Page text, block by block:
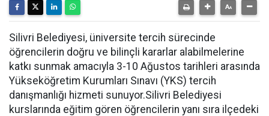
Silivri Belediyesi, üniversite tercih sürecinde
öğrencilerin doğru ve bilinçli kararlar alabilmelerine
katkı sunmak amacıyla 3-10 Ağustos tarihleri arasında
Yükseköğretim Kurumları Sınavı (YKS) tercih
danışmanlığı hizmeti sunuyor.Silivri Belediyesi
kurslarında eğitim gören öğrencilerin yanı sıra ilçedeki